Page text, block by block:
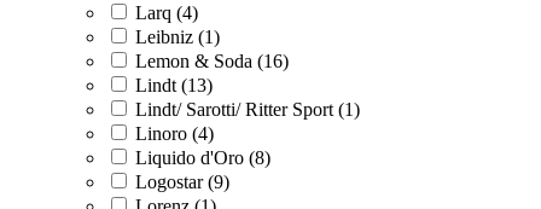
Larq (4)
Leibniz (1)
Lemon & Soda (16)
Lindt (13)
Lindt/ Sarotti/ Ritter Sport (1)
Linoro (4)
Liquido d'Oro (8)
Logostar (9)